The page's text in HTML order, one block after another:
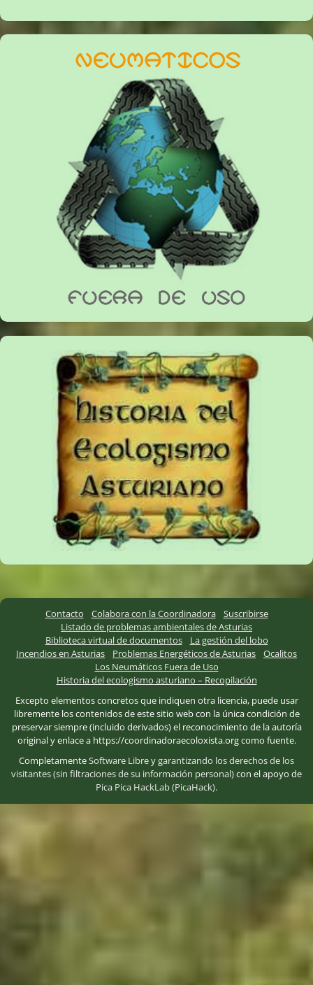
Contacto Colabora con la Coordinadora
Suscribirse
Listado de problemas ambientales de Asturias
Biblioteca virtual de documentos
La gestión del lobo
Incendios en Asturias
Problemas Energéticos de Asturias
Ocalitos
Los Neumáticos Fuera de Uso
Historia del ecologismo asturiano – Recopilación
Excepto elementos concretos que indiquen otra licencia, puede usar
libremente los contenidos de este sitio web con la única condición de
preservar siempre (incluido derivados) el reconocimiento de la autoría
original y enlace a https://coordinadoraecoloxista.org como fuente.
CompletamenteSoftware Libreygarantizando los derechos de los
visitantes (sin filtraciones de su información personal)con el apoyo de
Pica Pica HackLab (PicaHack).